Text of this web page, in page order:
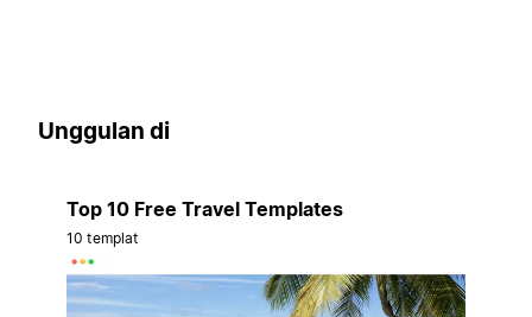
Unggulan di
Top 10 Free Travel Templates
10 templat